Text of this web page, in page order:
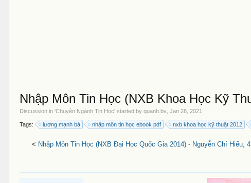
Nhập Môn Tin Học (NXB Khoa Học Kỹ
Discussion in 'Chuyên Ngành Tin Học' started byquanh.bv ,Jan 28, 2021
Tags: lương mạnh bá nhập môn tin học ebook pdf nxb khoa học kỹ thuật 2012
< Nhập Môn Tin Học (NXB Đại Học Quốc Gia 2014) - Nguyễn Chí Hiếu,